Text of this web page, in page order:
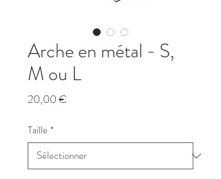
Arche en métal - S,
M ou L
20,00 €
Taille *